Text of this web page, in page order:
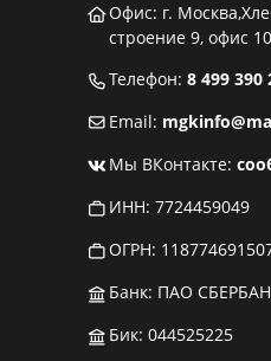
Офис: г.
строение 9, офис
Телефон: 8 499 390
Email:
Мы ВКонтакте:
ИНН: 7724459049
ОГРН:
Банк: ПАО
Бик: 044525225